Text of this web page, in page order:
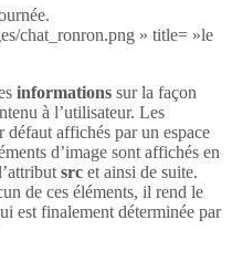
chat_ronron.png » title= »le
informations sur la façon
à l’utilisateur. Les
défaut affichés par un espace
d’image sont affichés en
src et ainsi de suite.
de ces éléments, il rend le
est finalement déterminée par